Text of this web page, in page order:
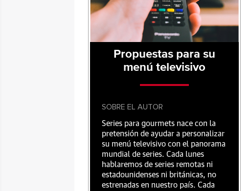
Propuestas para su
menú televisivo
SOBRE EL AUTOR
Series para gourmets nace con la
pretensión de ayudar a personalizar
su menú televisivo con el panorama
mundial de series. Cada lunes
hablaremos de series remotas ni
estadounidenses ni británicas, no
estrenadas en nuestro país. Cada